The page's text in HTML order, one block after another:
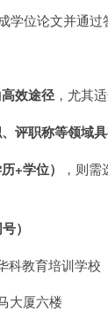
学位论文并通过
高效途径 ，尤其
评职称等领域
+学位） ，则需
）
科教育培训学校
大厦六楼